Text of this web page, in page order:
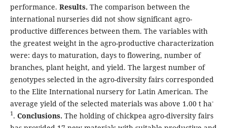
performance. Results. The comparison between the
international nurseries did not show significant agro-
productive differences between them. The variables with
the greatest weight in the agro-productive characterization
were: days to maturation, days to flowering, number of
branches, plant height, and yield. The largest number of
genotypes selected in the agro-diversity fairs corresponded
to the Elite International nursery for Latin American. The
average yield of the selected materials was above 1.00 t ha-
1. Conclusions. The holding of chickpea agro-diversity fairs